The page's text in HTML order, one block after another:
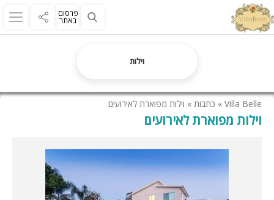
פרסום
באתר
וילות
Villa Belle
» כתבות » וילות מפוארת לאירועים
וילות מפוארת לאירועים